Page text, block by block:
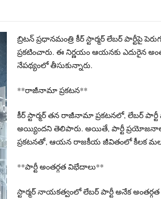
బ్రిటన్‌ ప్రధానమంత్రి కీర్‌ స్టార్మర్‌ లేబర్‌ పార్టీపై
ప్రకటించారు. ఈ నిర్ణయం ఆయనకు ఎదురైన
నేపథ్యంలో తీసుకున్నారు.
**రాజీనామా ప్రకటన**
కీర్‌ స్టార్మర్‌ తన రాజీనామా ప్రకటనలో, లేబర్‌
అయ్యిందని తెలిపారు. అయితే, పార్టీ
ప్రకటనతో, ఆయన రాజకీయ జీవితంలో కీలక
**పార్టీ అంతర్గత విభేదాలు**
స్టార్మర్‌ నాయకత్వంలో లేబర్‌ పార్టీ అనేక